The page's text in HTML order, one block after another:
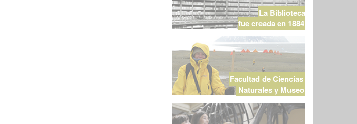
La Biblioteca
fue creada en 1884
Facultad de Ciencias
Naturales y Museo